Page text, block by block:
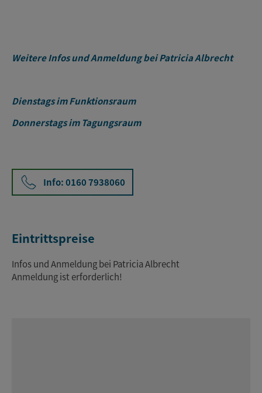
Weitere Infos und Anmeldung bei Patricia Albrecht
Dienstags im Funktionsraum
Donnerstags im Tagungsraum
Info: 0160 7938060
Eintrittspreise
Infos und Anmeldung bei Patricia Albrecht
Anmeldung ist erforderlich!